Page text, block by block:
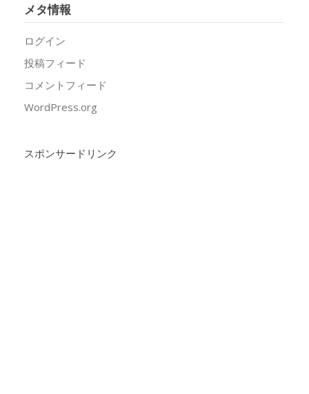
メタ情報
ログイン
投稿フィード
コメントフィード
WordPress.org
スポンサードリンク